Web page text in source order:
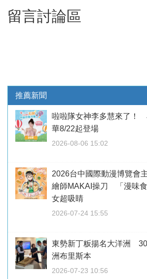
留言討論區
推薦新聞
啦啦隊女神李多慧來了！
華8/22起登場
2026-08-06 15:02
2026台中國際動漫博覽會
繪師MAKAI操刀 「漫味
女超吸睛
2026-07-24 15:55
東勢新丁粄揚名大洋洲
洲布里斯本
2026-07-23 10:56